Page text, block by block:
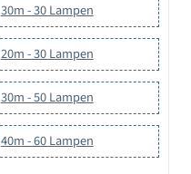
30m - 30 Lampen
20m - 30 Lampen
30m - 50 Lampen
40m - 60 Lampen